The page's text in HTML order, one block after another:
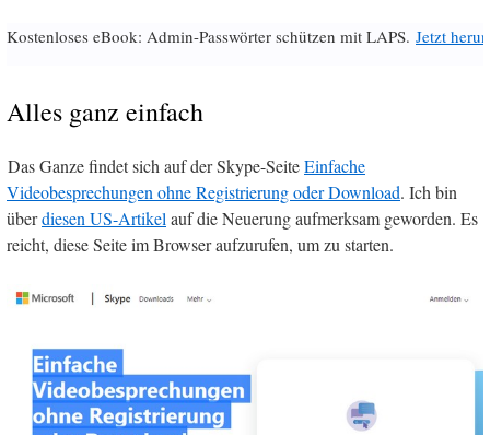
Kostenloses eBook: Admin-Passwörter schützen mit LAPS. Jetzt
Alles ganz einfach
Das Ganze findet sich auf der Skype-SeiteEinfache
Videobesprechungen ohne Registrierung oder Download. Ich bin
überdiesen US-Artikelauf die Neuerung aufmerksam geworden. Es
reicht, diese Seite im Browser aufzurufen, um zu starten.